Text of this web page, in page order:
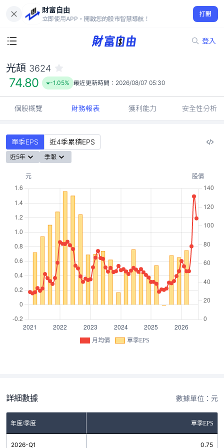
財富自由
立即使用APP，開啟您的股市智慧導航！
打開
登入
74.80
-1.05%
光頡 3624
74.80 -1.05% 最近更新時間： 2026/08/07 05:30
個股概覽 財務報表 獲利能力 安全性分析
單季EPS 近4季累積EPS
近5年 季報
月均價 單季EPS
詳細數據 數據單位：元
年度/季度 單季EPS
2026-Q1 0.75